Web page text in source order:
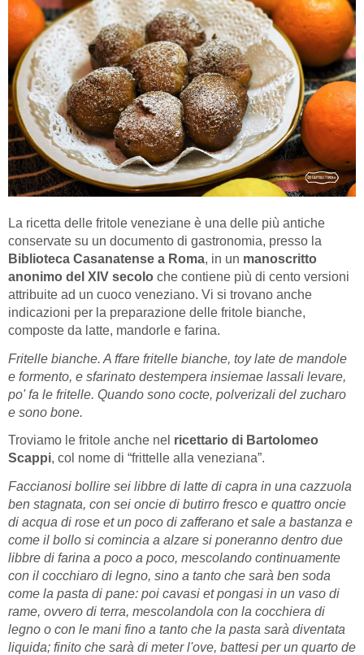
La ricetta delle fritole veneziane è una delle più antiche
conservate su un documento di gastronomia, presso la
Biblioteca Casanatense a Roma, in un manoscritto
anonimo del XIV secolo che contiene più di cento versioni
attribuite ad un cuoco veneziano. Vi si trovano anche
indicazioni per la preparazione delle fritole bianche,
composte da latte, mandorle e farina.
Fritelle bianche. A ffare fritelle bianche, toy late de mandole
e formento, e sfarinato destempera insiemae lassali levare,
po' fa le fritelle. Quando sono cocte, polverizali del zucharo
e sono bone.
Troviamo le fritole anche nel ricettario di Bartolomeo
Scappi, col nome di “frittelle alla veneziana”.
Faccianosi bollire sei libbre di latte di capra in una cazzuola
ben stagnata, con sei oncie di butirro fresco e quattro oncie
di acqua di rose et un poco di zafferano et sale a bastanza e
come il bollo si comincia a alzare si poneranno dentro due
libbre di farina a poco a poco, mescolando continuamente
con il cocchiaro di legno, sino a tanto che sarà ben soda
come la pasta di pane: poi cavasi et pongasi in un vaso di
rame, ovvero di terra, mescolandola con la cocchiera di
legno o con le mani fino a tanto che la pasta sarà diventata
liquida; finito che sarà di meter l'ove, battesi per un quarto de